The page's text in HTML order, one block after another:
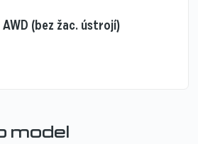
AWD (bez žac. ústrojí)
model